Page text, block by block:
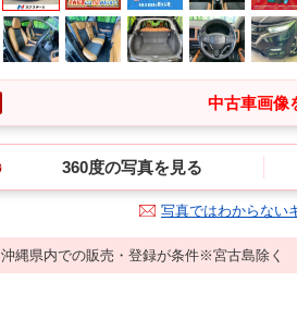
中古車画像
360度の写真を見る
写真ではわからない
沖縄県内での販売・登録が条件※宮古島除く